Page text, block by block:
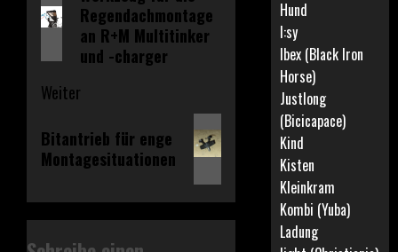
Beitrag:Regendachmontage
an R+M Multitinker
und -charger
Weiter
Beitrag:
Bitantrieb für enge
Montagesituationen
Hund
I:sy
Ibex (Black Iron
Horse)
Justlong
(Bicicapace)
Kind
Kisten
Kleinkram
Kombi (Yuba)
Ladung